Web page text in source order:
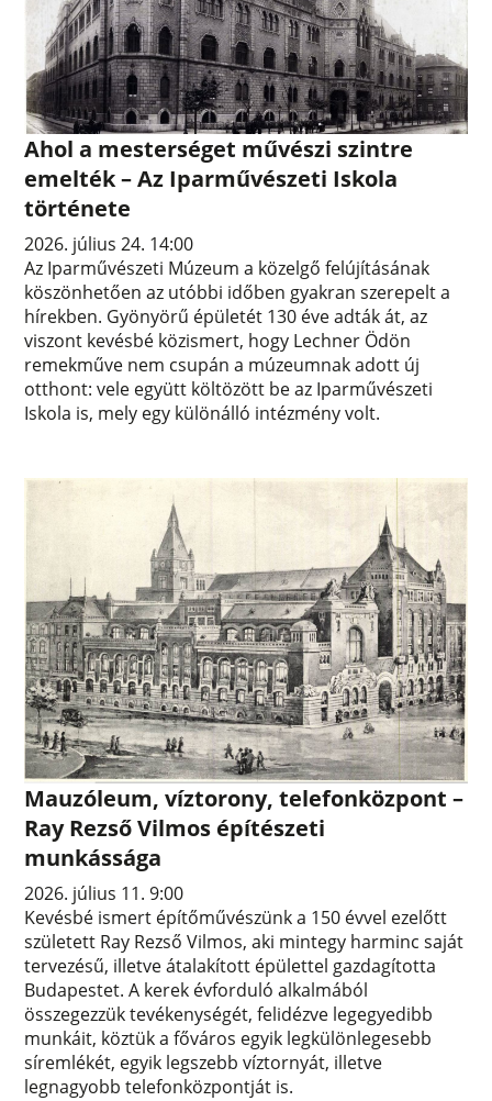
Ahol a mesterséget művészi szintre
emelték – Az Iparművészeti Iskola
története
2026. július 24. 14:00
Az Iparművészeti Múzeum a közelgő felújításának
köszönhetően az utóbbi időben gyakran szerepelt a
hírekben. Gyönyörű épületét 130 éve adták át, az
viszont kevésbé közismert, hogy Lechner Ödön
remekműve nem csupán a múzeumnak adott új
otthont: vele együtt költözött be az Iparművészeti
Iskola is, mely egy különálló intézmény volt.
Mauzóleum, víztorony, telefonközpont –
Ray Rezső Vilmos építészeti
munkássága
2026. július 11. 9:00
Kevésbé ismert építőművészünk a 150 évvel ezelőtt
született Ray Rezső Vilmos, aki mintegy harminc saját
tervezésű, illetve átalakított épülettel gazdagította
Budapestet. A kerek évforduló alkalmából
összegezzük tevékenységét, felidézve legegyedibb
munkáit, köztük a főváros egyik legkülönlegesebb
síremlékét, egyik legszebb víztornyát, illetve
legnagyobb telefonközpontját is.